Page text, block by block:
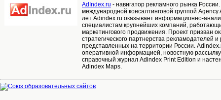
AdIndex.ru - навигатор рекламного рынка
международной консалтинговой группой
лет Adindex.ru оказывает информационно-
специалистам крупнейших компаний,
маркетингового продвижения. Проект призван
стратегического партнерства рекламодателей
представленных на территории России.
оперативной информацией, новостную
справочный журнал Adindex Print Edition и
Adindex Maps.